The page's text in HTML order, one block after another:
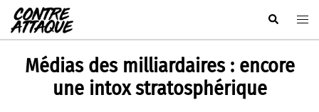
Aller
au
contenu
Rechercher
Médias des milliardaires : encore
une intox stratosphérique